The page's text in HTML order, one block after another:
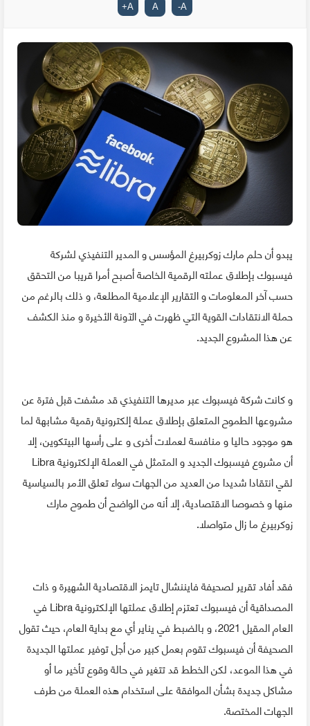
A
-
A
A
+
يبدو أن حلم مارك زوكربيرغ المؤسس و المدير التنفيذي لشركة
فيسبوك بإطلاق عملته الرقمية الخاصة أصبح أمرا قريبا من التحقق
حسب آخر المعلومات و التقارير الإعلامية المطلعة، و ذلك بالرغم من
حملة الانتقادات القوية التي ظهرت في الآونة الأخيرة و منذ الكشف
عن هذا المشروع الجديد.
و كانت شركة فيسبوك عبر مديرها التنفيذي قد مشفت قبل فترة عن
مشروعها الطموح المتعلق بإطلاق عملة إلكترونية رقمية مشابهة لما
هو موجود حاليا و منافسة لعملات أخرى و على رأسها البيتكوين، إلا
أن مشروع فيسبوك الجديد و المتمثل في العملة الإلكترونية Libra
لقي انتقادا شديدا من العديد من الجهات سواء تعلق الأمر بالسياسية
منها و خصوصا الاقتصادية، إلا أنه من الواضح أن طموح مارك
زوكربيرغ ما زال متواصلا.
فقد أفاد تقرير لصحيفة فايننشال تايمز الاقتصادية الشهيرة و ذات
المصداقية أن فيسبوك تعتزم إطلاق عملتها الإلكترونية Libra في
العام المقيل 2021، و بالضبط في يناير أي مع بداية العام، حيث تقول
الصحيفة أن فيسبوك تقوم بعمل كبير من أجل توفير عملتها الجديدة
في هذا الموعد، لكن الخطط قد تتغير في حالة وقوع تأخير ما أو
مشاكل جديدة بشأن الموافقة على استخدام هذه العملة من طرف
الجهات المختصة.